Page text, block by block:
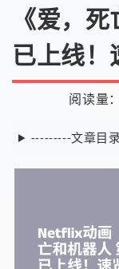
《爱，
已上线！
阅读量
---------文章目